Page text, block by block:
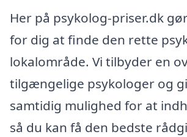
Her på psykolog-priser.dk
for dig at finde den rette
lokalområde. Vi tilbyder en
tilgængelige psykologer og
samtidig mulighed for at
så du kan få den bedste